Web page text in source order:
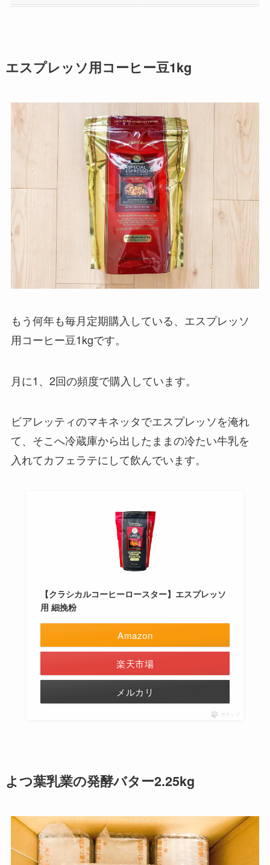
エスプレッソ用コーヒー豆1kg
もう何年も毎月定期購入している、エスプレッソ
用コーヒー豆1kgです。
月に1、2回の頻度で購入しています。
ビアレッティのマキネッタでエスプレッソを淹れ
て、そこへ冷蔵庫から出したままの冷たい牛乳を
入れてカフェラテにして飲んでいます。
【クラシカルコーヒーロースター】エスプレッソ
用 細挽粉
Amazon
楽天市場
メルカリ
ポチップ
よつ葉乳業の発酵バター2.25kg